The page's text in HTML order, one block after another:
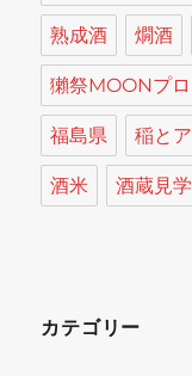
熟成酒 燗酒
獺祭MOONプロ
福島県 稲と
酒米 酒蔵見学
カテゴリー